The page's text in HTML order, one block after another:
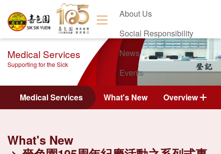
About Us
Social Responsibility
News
Events
Contact Us
Medical Services
Supporting for the Sick
Medical Services What's New Overview
What's New